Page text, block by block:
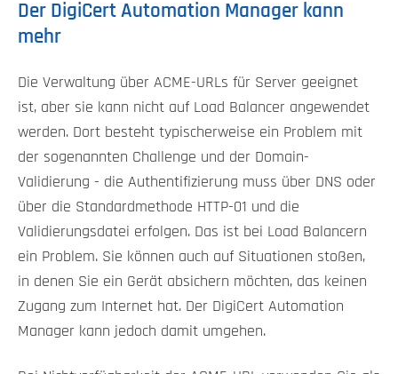
Der DigiCert Automation Manager kann
mehr
Die Verwaltung über ACME-URLs für Server geeignet
ist, aber sie kann nicht auf Load Balancer angewendet
werden. Dort besteht typischerweise ein Problem mit
der sogenannten Challenge und der Domain-
Validierung - die Authentifizierung muss über DNS oder
über die Standardmethode HTTP-01 und die
Validierungsdatei erfolgen. Das ist bei Load Balancern
ein Problem. Sie können auch auf Situationen stoßen,
in denen Sie ein Gerät absichern möchten, das keinen
Zugang zum Internet hat. Der DigiCert Automation
Manager kann jedoch damit umgehen.